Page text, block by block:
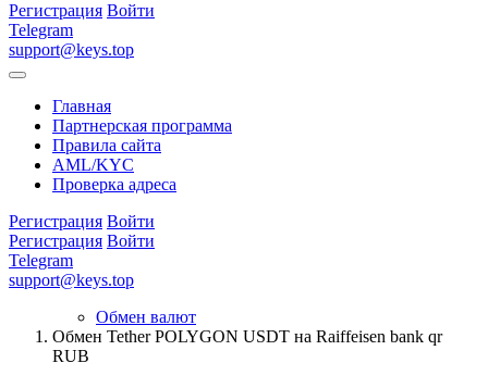
Регистрация Войти
Telegram
support@keys.top
Главная
Партнерская программа
Правила сайта
AML/KYC
Проверка адреса
Регистрация Войти
Регистрация Войти
Telegram
support@keys.top
Обмен валют
Обмен Tether POLYGON USDT на Raiffeisen bank qr
RUB